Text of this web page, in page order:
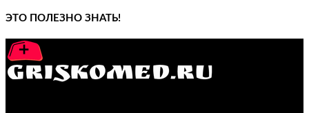
ЭТО ПОЛЕЗНО ЗНАТЬ!